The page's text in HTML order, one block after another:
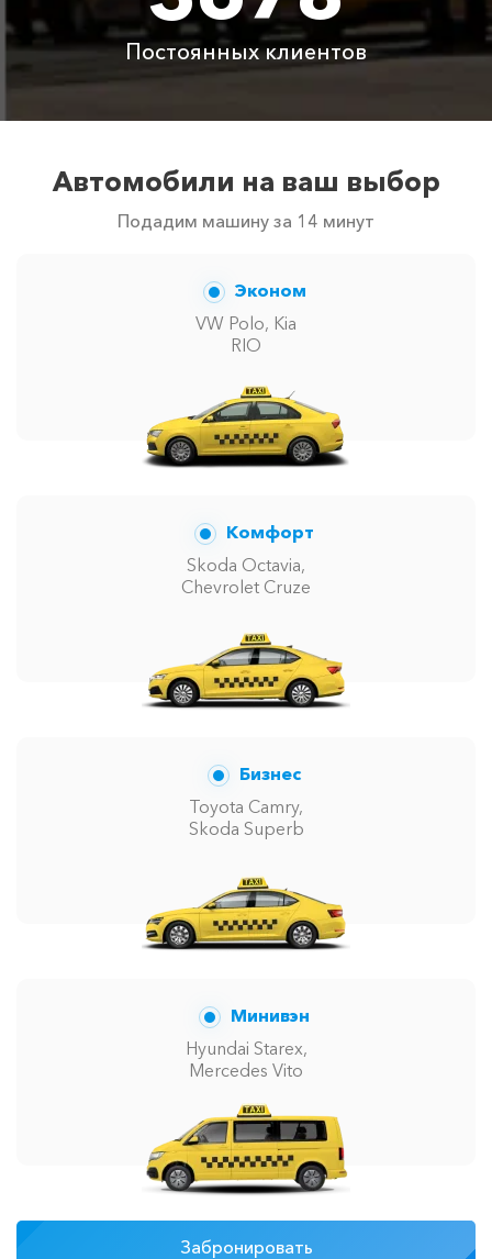
Аренда автомобиля
6300 ₽
автомобилей в г Кабардинка. Точную цену вам
сообщит менеджер при заказе.
Постоянных клиентов
Автомобили на ваш выбор
Подадим машину за 14 минут
Эконом
VW Polo, Kia
RIO
Комфорт
Skoda Octavia,
Chevrolet Cruze
Бизнес
Toyota Camry,
Skoda Superb
Минивэн
Hyundai Starex,
Mercedes Vito
Забронировать